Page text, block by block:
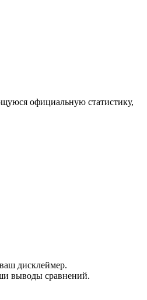
официальную статистику,
дисклеймер.
выводы сравнений.